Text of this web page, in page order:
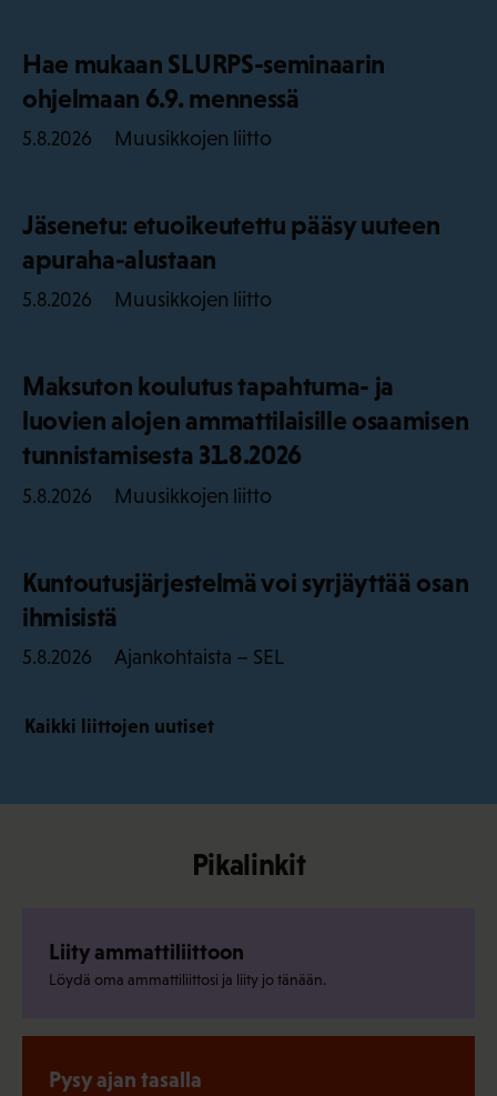
Hae mukaan SLURPS-seminaarin
ohjelmaan 6.9. mennessä
5.8.2026 Muusikkojen liitto
Jäsenetu: etuoikeutettu pääsy uuteen
apuraha-alustaan
5.8.2026 Muusikkojen liitto
Maksuton koulutus tapahtuma- ja
luovien alojen ammattilaisille osaamisen
tunnistamisesta 31.8.2026
5.8.2026 Muusikkojen liitto
Kuntoutusjärjestelmä voi syrjäyttää osan
ihmisistä
5.8.2026 Ajankohtaista – SEL
Kaikki liittojen uutiset
Pikalinkit
Liity ammattiliittoon
Löydä oma ammattiliittosi ja liity jo tänään.
Pysy ajan tasalla